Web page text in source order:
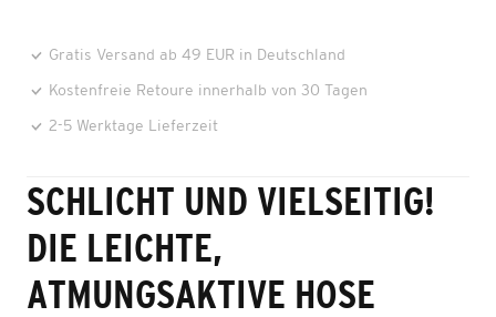
Gratis Versand ab 49 EUR in Deutschland
Kostenfreie Retoure innerhalb von 30 Tagen
2-5 Werktage Lieferzeit
SCHLICHT UND VIELSEITIG!
DIE LEICHTE,
ATMUNGSAKTIVE HOSE